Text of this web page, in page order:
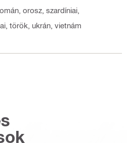
orosz, szardíniai,
török, ukrán, vietnám